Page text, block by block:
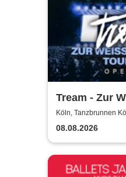
Tream - Zur
Tour 2026
Köln, Tanzbrunnen
08.08.2026